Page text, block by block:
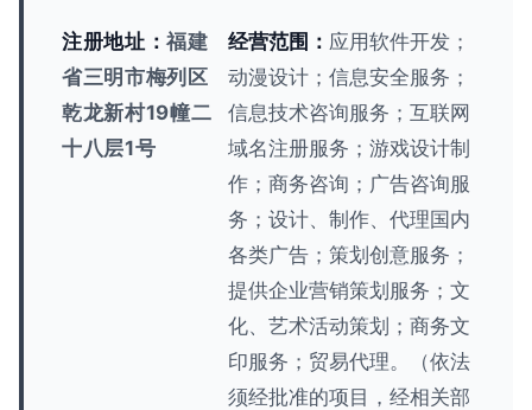
注册地址：福建
省三明市梅列区
乾龙新村19幢二
十八层1号
经营范围： 应用软件开发；
动漫设计；信息安全服务；
信息技术咨询服务；互联网
域名注册服务；游戏设计制
作；商务咨询；广告咨询服
务；设计、制作、代理国内
各类广告；策划创意服务；
提供企业营销策划服务；文
化、艺术活动策划；商务文
印服务；贸易代理。（依法
须经批准的项目，经相关部